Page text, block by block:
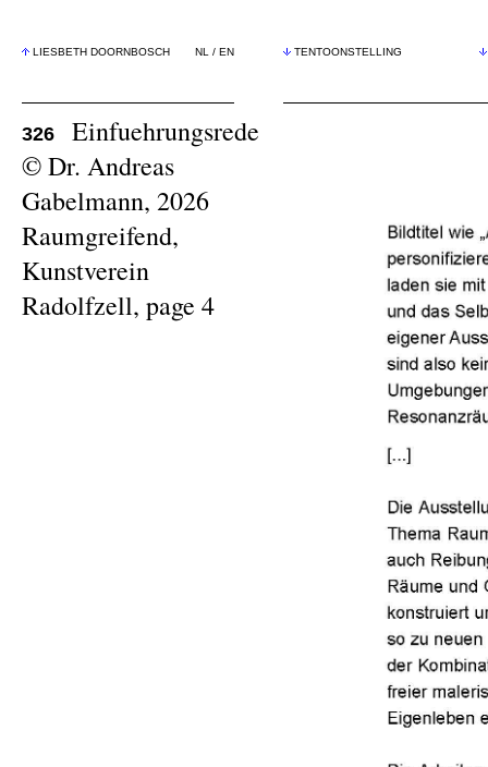
LIESBETH DOORNBOSCH NL / EN TENTOONSTELLING
326
Einfuehrungsrede
© Dr. Andreas
Gabelmann, 2026
Raumgreifend,
Kunstverein
Radolfzell, page 4